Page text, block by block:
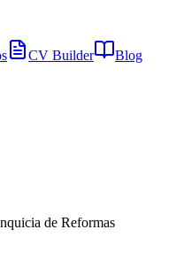
CV Builder Blog
de Reformas